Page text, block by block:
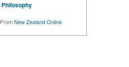
Philosophy
FromNew Zealand Online